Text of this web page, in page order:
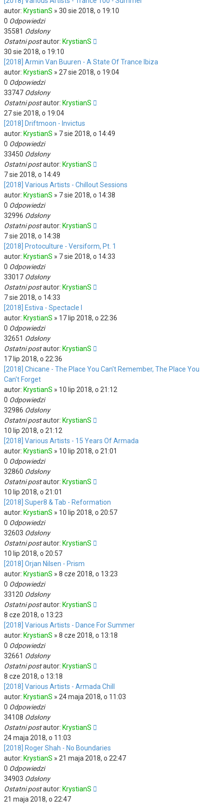
autor: KrystianS » 30 sie 2018, o 19:10
0 Odpowiedzi
35581 Odsłony
Ostatni postautor: KrystianS
30 sie 2018, o 19:10
[2018] Armin Van Buuren - A State Of Trance Ibiza
autor: KrystianS » 27 sie 2018, o 19:04
0 Odpowiedzi
33747 Odsłony
Ostatni postautor: KrystianS
27 sie 2018, o 19:04
[2018] Driftmoon - Invictus
autor: KrystianS » 7 sie 2018, o 14:49
0 Odpowiedzi
33450 Odsłony
Ostatni postautor: KrystianS
7 sie 2018, o 14:49
[2018] Various Artists - Chillout Sessions
autor: KrystianS » 7 sie 2018, o 14:38
0 Odpowiedzi
32996 Odsłony
Ostatni postautor: KrystianS
7 sie 2018, o 14:38
[2018] Protoculture - Versiform, Pt. 1
autor: KrystianS » 7 sie 2018, o 14:33
0 Odpowiedzi
33017 Odsłony
Ostatni postautor: KrystianS
7 sie 2018, o 14:33
[2018] Estiva - Spectacle I
autor: KrystianS » 17 lip 2018, o 22:36
0 Odpowiedzi
32651 Odsłony
Ostatni postautor: KrystianS
17 lip 2018, o 22:36
[2018] Chicane - The Place You Can't Remember, The Place You
Can't Forget
autor: KrystianS » 10 lip 2018, o 21:12
0 Odpowiedzi
32986 Odsłony
Ostatni postautor: KrystianS
10 lip 2018, o 21:12
[2018] Various Artists - 15 Years Of Armada
autor: KrystianS » 10 lip 2018, o 21:01
0 Odpowiedzi
32860 Odsłony
Ostatni postautor: KrystianS
10 lip 2018, o 21:01
[2018] Super8 & Tab - Reformation
autor: KrystianS » 10 lip 2018, o 20:57
0 Odpowiedzi
32603 Odsłony
Ostatni postautor: KrystianS
10 lip 2018, o 20:57
[2018] Orjan Nilsen - Prism
autor: KrystianS » 8 cze 2018, o 13:23
0 Odpowiedzi
33120 Odsłony
Ostatni postautor: KrystianS
8 cze 2018, o 13:23
[2018] Various Artists - Dance For Summer
autor: KrystianS » 8 cze 2018, o 13:18
0 Odpowiedzi
32661 Odsłony
Ostatni postautor: KrystianS
8 cze 2018, o 13:18
[2018] Various Artists - Armada Chill
autor: KrystianS » 24 maja 2018, o 11:03
0 Odpowiedzi
34108 Odsłony
Ostatni postautor: KrystianS
24 maja 2018, o 11:03
[2018] Roger Shah - No Boundaries
autor: KrystianS » 21 maja 2018, o 22:47
0 Odpowiedzi
34903 Odsłony
Ostatni postautor: KrystianS
21 maja 2018, o 22:47